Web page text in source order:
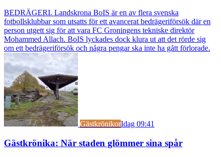
BEDRÄGERI. Landskrona BoIS är en av flera svenska
fotbollsklubbar som utsatts för ett avancerat bedrägeriförsök där en
person utgett sig för att vara FC Groningens tekniske direktör
Mohammed Allach. BoIS lyckades dock klura ut att det rörde sig
om ett bedrägeriförsök och några pengar ska inte ha gått förlorade.
GästkrönikorIdag 09:41
Gästkrönika: När staden glömmer sina spår